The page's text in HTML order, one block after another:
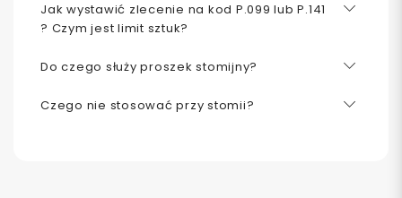
Jak wystawić zlecenie na kod P.099 lub P.141
? Czym jest limit sztuk?
Do czego służy proszek stomijny?
Czego nie stosować przy stomii?